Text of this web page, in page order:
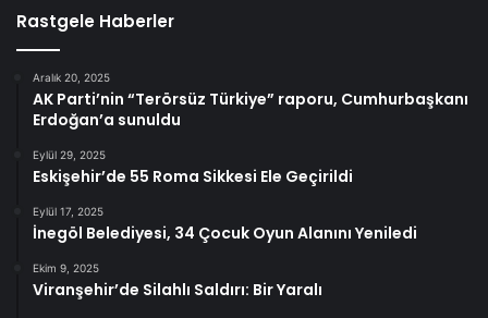
Rastgele Haberler
Aralık 20, 2025
AK Parti’nin “Terörsüz Türkiye” raporu, Cumhurbaşkanı
Erdoğan’a sunuldu
Eylül 29, 2025
Eskişehir’de 55 Roma Sikkesi Ele Geçirildi
Eylül 17, 2025
İnegöl Belediyesi, 34 Çocuk Oyun Alanını Yeniledi
Ekim 9, 2025
Viranşehir’de Silahlı Saldırı: Bir Yaralı